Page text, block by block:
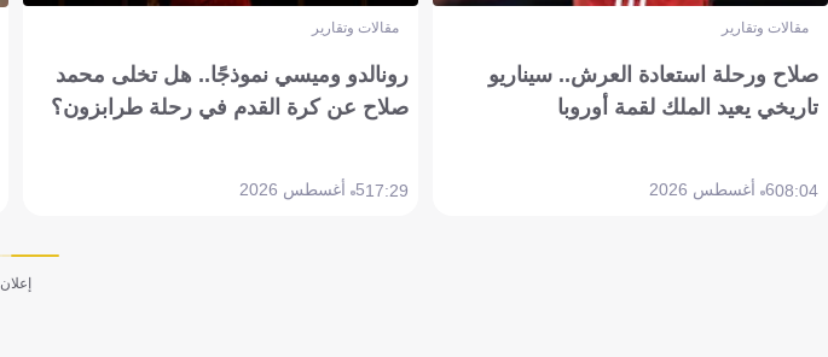
مقالات وتقارير
صلاح ورحلة استعادة العرش.. سيناريو
تاريخي يعيد الملك لقمة أوروبا
08:046 أغسطس 2026
مقالات وتقارير
رونالدو وميسي نموذجًا.. هل تخلى محمد
صلاح عن كرة القدم في رحلة طرابزون؟
17:295 أغسطس 2026
إعلان